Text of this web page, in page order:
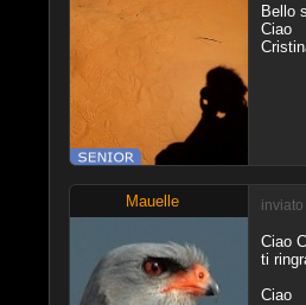
Bello
Ciao
Mauelle
Ciao
ti
Ciao